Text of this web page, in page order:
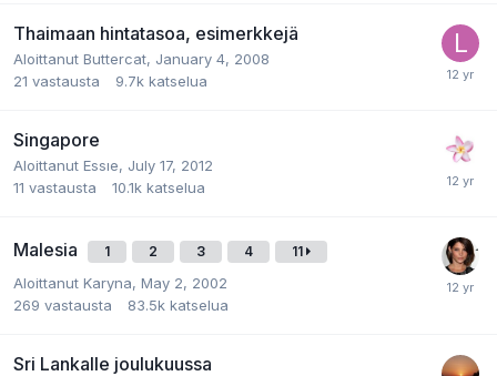
Thaimaan hintatasoa, esimerkkejä
Aloittanut Buttercat, January 4, 2008
21 vastausta 9.7k katselua
Singapore
Aloittanut Essıe, July 17, 2012
11 vastausta 10.1k katselua
Malesia 1 2 3 4 11
Aloittanut Karyna, May 2, 2002
269 vastausta 83.5k katselua
Sri Lankalle joulukuussa